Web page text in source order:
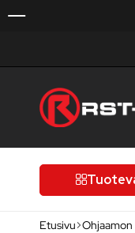
laatutietoiselle
autoilijalle
Etusivu